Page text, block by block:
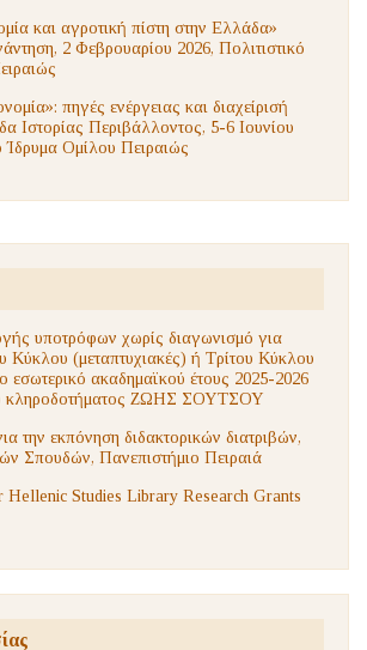
και αγροτική πίστη στην Ελλάδα»
2 Φεβρουαρίου 2026, Πολιτιστικό
πηγές ενέργειας και διαχείρισή
Ιστορίας Περιβάλλοντος, 5-6 Ιουνίου
Ίδρυμα Ομίλου Πειραιώς
υποτρόφων χωρίς διαγωνισμό για
Κύκλου (μεταπτυχιακές) ή Τρίτου Κύκλου
εσωτερικό ακαδημαϊκού έτους 2025-2026
κληροδοτήματος ΖΩΗΣ ΣΟΥΤΣΟΥ
την εκπόνηση διδακτορικών διατριβών,
Σπουδών, Πανεπιστήμιο Πειραιά
Hellenic Studies Library Research Grants